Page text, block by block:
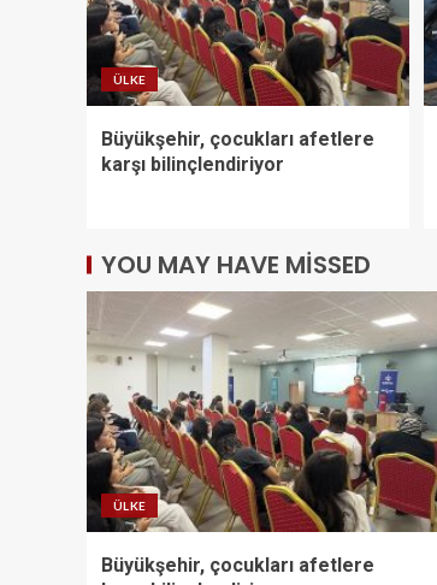
ÜLKE
Büyükşehir, çocukları afetlere
karşı bilinçlendiriyor
YOU MAY HAVE MISSED
ÜLKE
Büyükşehir, çocukları afetlere